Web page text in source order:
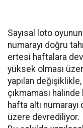
Sayısal loto
numarayı doğru
ertesi haftalara
yüksek olması
yapılan
çıkmaması
hafta altı
üzere devrediliyor.